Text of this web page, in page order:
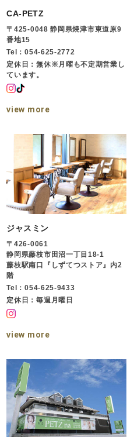
CA-PETZ
〒425-0048 静岡県焼津市東道原9
番地15
Tel：054-625-2772
定休日：無休※月曜も不定期営業し
ています。
view more
ジャスミン
〒426-0061
静岡県藤枝市田沼一丁目18-1
藤枝駅南口『しずてつストア』内2
階
Tel：054-625-9433
定休日：毎週月曜日
view more